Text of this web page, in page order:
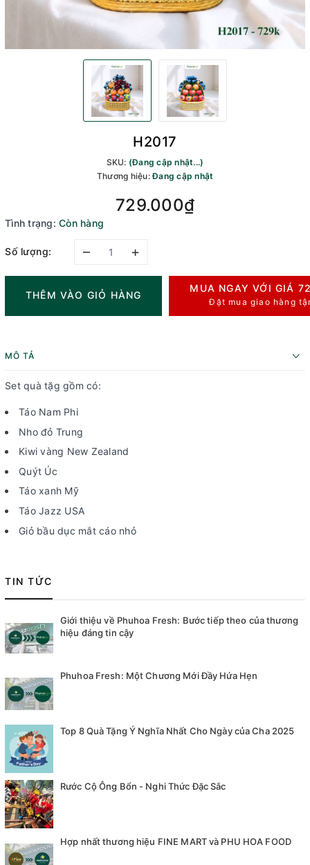
H2017
SKU: (Đang cập nhật...)
Thương hiệu:Đang cập nhật
729.000₫
Tình trạng: Còn hàng
Số lượng: – +
THÊM VÀO GIỎ HÀNG
MUA NGAY VỚI GIÁ
Đặt mua giao hàng
MÔ TẢ
Set quà tặg gồm có:
Táo Nam Phi
Nho đỏ Trung
Kiwi vàng New Zealand
Quýt Úc
Táo xanh Mỹ
Táo Jazz USA
Giỏ bầu dục mắt cáo nhỏ
TIN TỨC
Giới thiệu về Phuhoa Fresh: Bước tiếp theo của thương
hiệu đáng tin cậy
Phuhoa Fresh: Một Chương Mới Đầy Hứa Hẹn
Top 8 Quà Tặng Ý Nghĩa Nhất Cho Ngày của Cha 2025
Rước Cộ Ông Bổn - Nghi Thức Đặc Sắc
Hợp nhất thương hiệu FINE MART và PHU HOA FOOD